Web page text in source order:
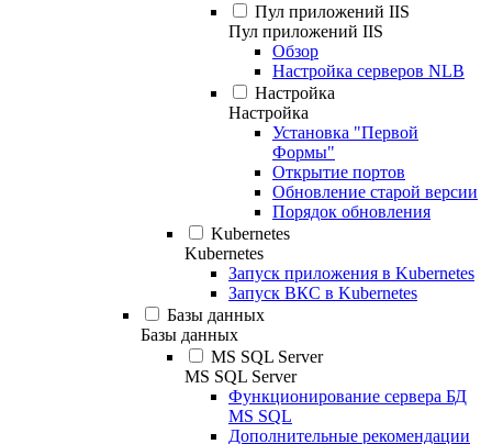
Пул приложений IIS
Пул приложений IIS
Обзор
Настройка серверов NLB
Настройка
Настройка
Установка "Первой
Формы"
Открытие портов
Обновление старой версии
Порядок обновления
Kubernetes
Kubernetes
Запуск приложения в Kubernetes
Запуск ВКС в Kubernetes
Базы данных
Базы данных
MS SQL Server
MS SQL Server
Функционирование сервера БД
MS SQL
Дополнительные рекомендации